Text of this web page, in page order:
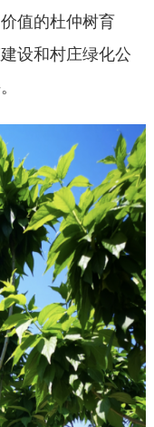
值的杜仲树育
设和村庄绿化公